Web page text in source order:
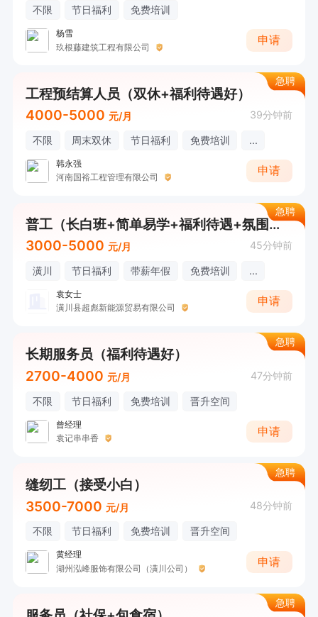
不限 节日福利 免费培训
杨雪
玖根藤建筑工程有限公司
申请
急聘
工程预结算人员（双休+福利待遇好）
4000-5000 元/月 39分钟前
不限 周末双休 节日福利 免费培训 ...
韩永强
河南国裕工程管理有限公司
申请
急聘
普工（长白班+简单易学+福利待遇+氛围好）
3000-5000 元/月 45分钟前
潢川 节日福利 带薪年假 免费培训 ...
袁女士
潢川县超彪新能源贸易有限公司
申请
急聘
长期服务员（福利待遇好）
2700-4000 元/月 47分钟前
不限 节日福利 免费培训 晋升空间
曾经理
袁记串串香
申请
急聘
缝纫工（接受小白）
3500-7000 元/月 48分钟前
不限 节日福利 免费培训 晋升空间
黄经理
湖州泓峰服饰有限公司（潢川公司）
申请
急聘